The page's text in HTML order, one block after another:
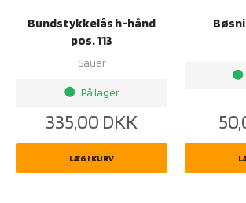
Bundstykkelås h-hånd
pos. 113
Sauer
brightness_1 På lager
335,00 DKK
LÆG I KURV
brightness_1